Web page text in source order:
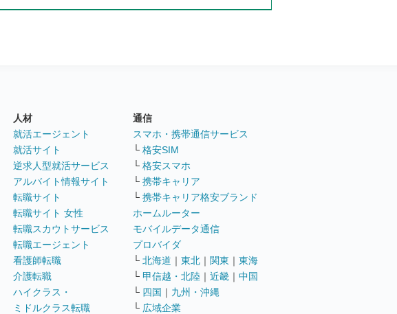
人材
就活エージェント
就活サイト
逆求人型就活サービス
アルバイト情報サイト
転職サイト
転職サイト 女性
転職スカウトサービス
転職エージェント
看護師転職
介護転職
ハイクラス・
ミドルクラス転職
通信
スマホ・携帯通信サービス
└ 格安SIM
└ 格安スマホ
└ 携帯キャリア
└ 携帯キャリア格安ブランド
ホームルーター
モバイルデータ通信
プロバイダ
└ 北海道 ｜ 東北 ｜ 関東 ｜ 東海
└ 甲信越・北陸 ｜ 近畿 ｜ 中国
└ 四国 ｜ 九州・沖縄
└ 広域企業